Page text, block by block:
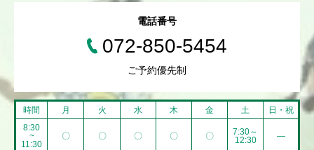
電話番号
072-850-5454
ご予約優先制
時間 月 火 水 木 金 土
日・祝
8:30
~
11:30
〇 〇 〇 〇 〇
7:30～
12:30
―